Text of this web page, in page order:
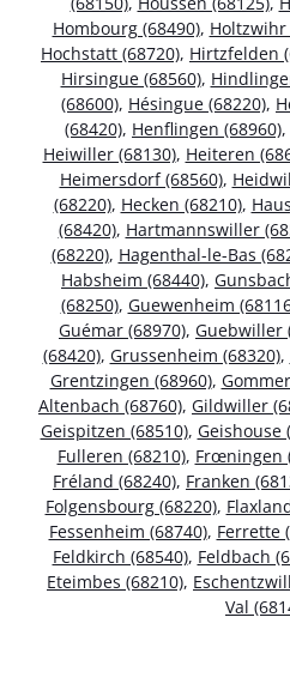
Hombourg (68490), Holtzwihr
Hochstatt (68720), Hirtzfelden
Hirsingue (68560),
(68600), Hésingue (68220),
(68420), Henflingen (68960),
Heiwiller (68130), Heiteren
Heimersdorf (68560),
(68220), Hecken (68210),
(68420), Hartmannswiller
(68220), Hagenthal-le-Bas
Habsheim (68440),
(68250), Guewenheim
Guémar (68970), Guebwiller
(68420), Grussenheim (68320),
Grentzingen (68960),
Altenbach (68760), Gildwiller
Geispitzen (68510), Geishouse
Fulleren (68210), Frœningen
Fréland (68240), Franken
Folgensbourg (68220),
Fessenheim (68740), Ferrette
Feldkirch (68540), Feldbach
Eteimbes (68210),
Val